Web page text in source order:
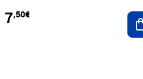
au panier
7,50€